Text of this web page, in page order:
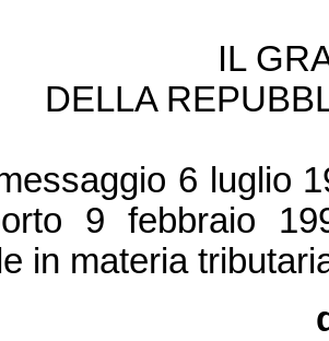
IL
DELLA
6 luglio
9 febbraio
in materia